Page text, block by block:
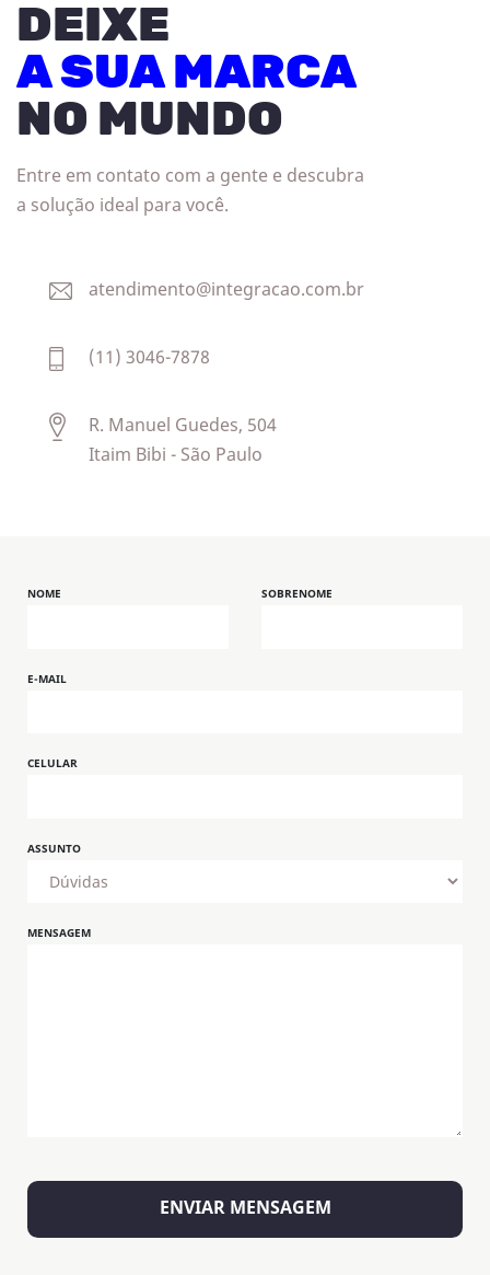
DEIXE
A SUA MARCA
NO MUNDO
Entre em contato com a gente e descubra
a solução ideal para você.
atendimento@integracao.com.br
(11) 3046-7878
R. Manuel Guedes, 504
Itaim Bibi - São Paulo
NOME SOBRENOME
E-MAIL
CELULAR
ASSUNTO
MENSAGEM